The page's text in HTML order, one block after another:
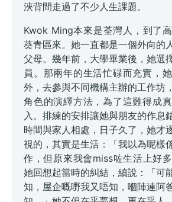
浹背間走過了不少人生課題。
Kwok Ming本來是荃灣人，到了
葵青區來。她一直都是一個外向的
父母。幾年前，大學畢業後，她選
員。那兩年的生活忙碌而充實，
外，去參與不同機構主辦的工作坊
角色的演繹方法，為了這難得成
入。排練的安排讓她與朋友的作息
時間與家人相處，日子久了，她才
視的，其實是生活：「我以為呢樣
作，但原來我會miss咗生活上好多
她回想起當時的糾結，續說：「可
知，屋企嘅嘢我又唔知，嗰陣連阿